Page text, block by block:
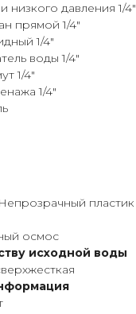
низкого давления 1/4"
прямой 1/4"
1/4"
воды 1/4"
1/4"
1/4"
пластик
осмос
исходной воды